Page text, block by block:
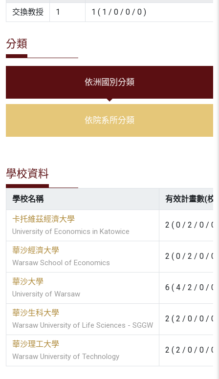
交換教授 1 1 ( 1 / 0 / 0 / 0 )
分類
依洲國別分類
依院系所分類
學校資料
學校名稱 有效計畫數(校
卡托維茲經濟大學
University of Economics in Katowice
2 ( 0 / 2 / 0 / 0
華沙經濟大學
Warsaw School of Economics
2 ( 0 / 2 / 0 / 0
華沙大學
University of Warsaw
6 ( 4 / 2 / 0 / 0
華沙生科大學
Warsaw University of Life Sciences - SGGW
2 ( 2 / 0 / 0 / 0
華沙理工大學
Warsaw University of Technology
2 ( 2 / 0 / 0 / 0